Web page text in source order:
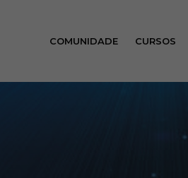
COMUNIDADE CURSOS